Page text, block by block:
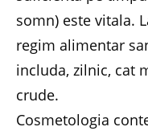
somn) este vitala.
regim alimentar
includa, zilnic, cat
crude.
Cosmetologia